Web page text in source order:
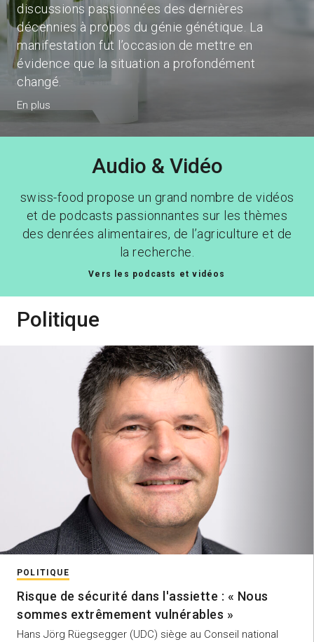
discussions passionnées des dernières
décennies à propos du génie génétique. La
manifestation fut l’occasion de mettre en
évidence que la situation a profondément
changé.
En plus
Audio & Vidéo
swiss-food propose un grand nombre de vidéos
et de podcasts passionnantes sur les thèmes
des denrées alimentaires, de l’agriculture et de
la recherche.
Vers les podcasts et vidéos
Politique
POLITIQUE
Risque de sécurité dans l'assiette : « Nous
sommes extrêmement vulnérables »
Hans Jörg Rüegsegger (UDC) siège au Conseil national